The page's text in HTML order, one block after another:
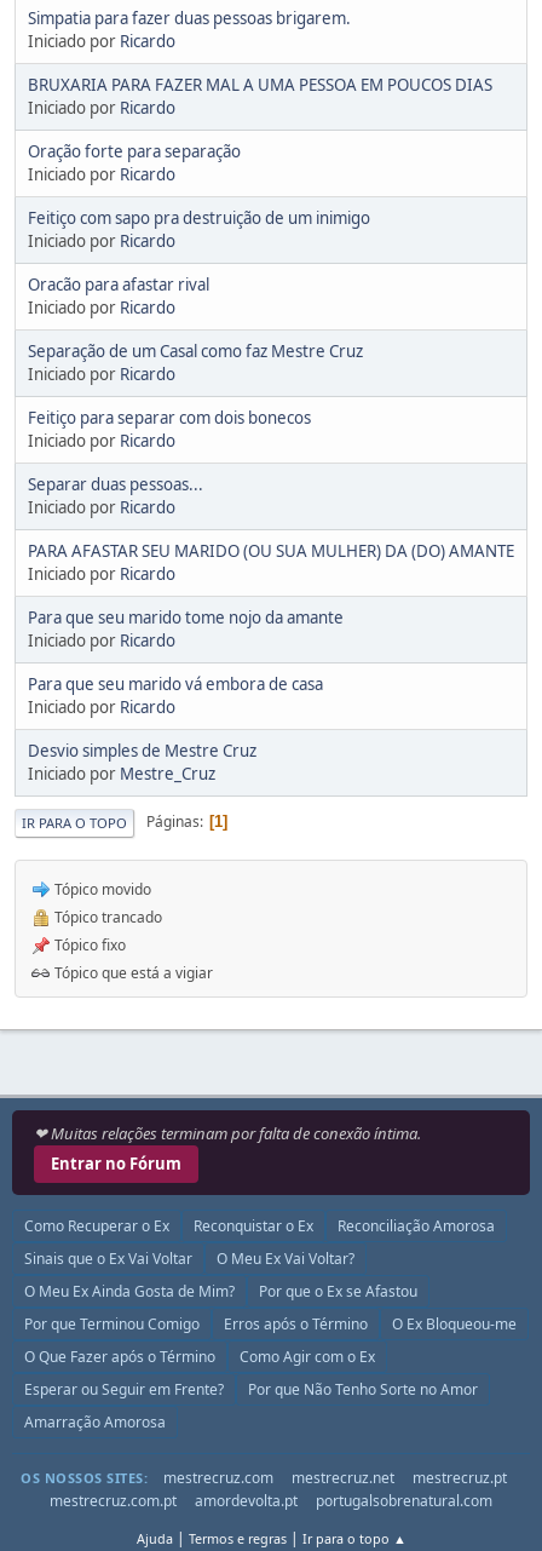
Simpatia para fazer duas pessoas brigarem.
Iniciado por Ricardo
BRUXARIA PARA FAZER MAL A UMA PESSOA EM POUCOS DIAS
Iniciado por Ricardo
Oração forte para separação
Iniciado por Ricardo
Feitiço com sapo pra destruição de um inimigo
Iniciado por Ricardo
Oracão para afastar rival
Iniciado por Ricardo
Separação de um Casal como faz Mestre Cruz
Iniciado por Ricardo
Feitiço para separar com dois bonecos
Iniciado por Ricardo
Separar duas pessoas...
Iniciado por Ricardo
PARA AFASTAR SEU MARIDO (OU SUA MULHER) DA (DO) AMANTE
Iniciado por Ricardo
Para que seu marido tome nojo da amante
Iniciado por Ricardo
Para que seu marido vá embora de casa
Iniciado por Ricardo
Desvio simples de Mestre Cruz
Iniciado por Mestre_Cruz
IR PARA O TOPO Páginas 1
Tópico movido
Tópico trancado
Tópico fixo
Tópico que está a vigiar
❤ Muitas relações terminam por falta de conexão íntima.
Entrar no Fórum
Como Recuperar o Ex Reconquistar o Ex
Reconciliação Amorosa
Sinais que o Ex Vai Voltar
O Meu Ex Vai Voltar?
O Meu Ex Ainda Gosta de Mim?
Por que o Ex se Afastou
Por que Terminou Comigo
Erros após o Término
O Ex Bloqueou-me
O Que Fazer após o Término
Como Agir com o Ex
Esperar ou Seguir em Frente?
Por que Não Tenho Sorte no Amor
Amarração Amorosa
OS NOSSOS SITES: mestrecruz.com mestrecruz.net
mestrecruz.pt
mestrecruz.com.pt
amordevolta.pt portugalsobrenatural.com
Ajuda| Termos e regras| Ir para o topo ▲